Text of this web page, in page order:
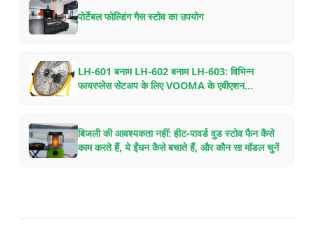
पोर्टेबल फोल्डिंग गैस स्टोव का उपयोग
LH-601 बनाम LH-602 बनाम LH-603: विभिन्न
फायरप्लेस सेटअप के लिए VOOMA के एवीएशन
बिजली की आवश्यकता नहीं: हीट-पावर्ड वुड स्टोव फैन कैसे
काम करते हैं, ये ईंधन कैसे बचाते हैं, और कौन सा मॉडल चुनें